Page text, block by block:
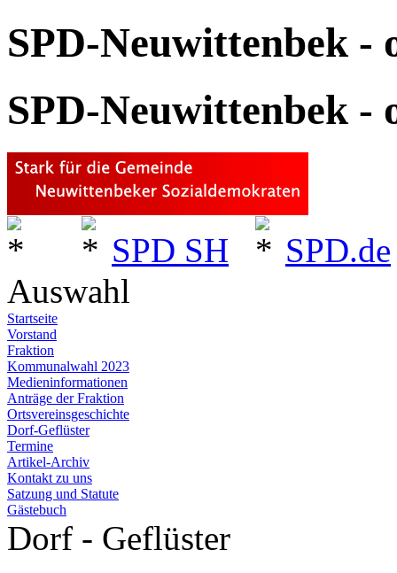
SPD-Neuwittenbek -
SPD-Neuwittenbek -
SPD SH
SPD.de
Auswahl
Startseite
Vorstand
Fraktion
Kommunalwahl 2023
Medieninformationen
Anträge der Fraktion
Ortsvereinsgeschichte
Dorf-Geflüster
Termine
Artikel-Archiv
Kontakt zu uns
Satzung und Statute
Gästebuch
Dorf - Geflüster